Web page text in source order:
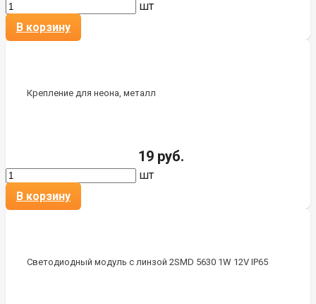
шт
В корзину
Крепление для неона, металл
19 руб.
шт
В корзину
Светодиодный модуль с линзой 2SMD 5630 1W 12V IP65